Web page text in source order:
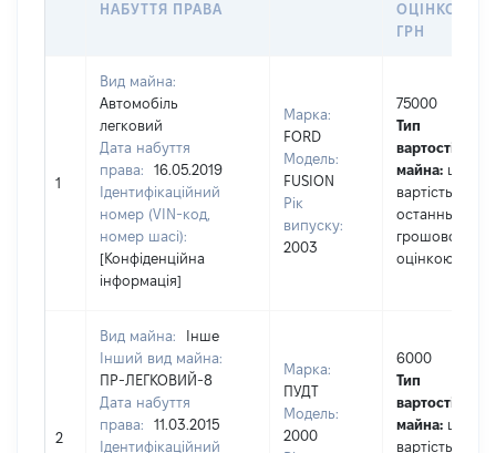
НАБУТТЯ ПРАВА
ОЦІНКОЮ,
ГРН
1
Вид майна:
Автомобіль
легковий
Дата набуття
права:
16.05.2019
Ідентифікаційний
номер (VIN-код,
номер шасі):
[Конфіденційна
інформація]
Марка:
FORD
Модель:
FUSION
Рік
випуску:
2003
75000
Тип
вартості
майна: це
вартість за
останньою
грошовою
оцінкою
2
Вид майна:
Інше
Інший вид майна:
ПР-ЛЕГКОВИЙ-8
Дата набуття
права:
11.03.2015
Ідентифікаційний
Марка:
ПУДТ
Модель:
2000
6000
Тип
вартості
майна: це
вартість на